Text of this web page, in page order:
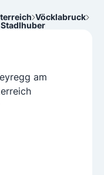
Vöcklabruck
am